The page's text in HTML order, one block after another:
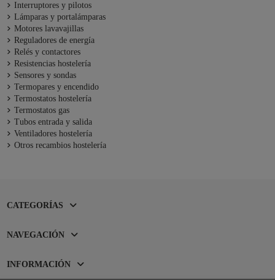
Interruptores y pilotos
Lámparas y portalámparas
Motores lavavajillas
Reguladores de energía
Relés y contactores
Resistencias hostelería
Sensores y sondas
Termopares y encendido
Termostatos hostelería
Termostatos gas
Tubos entrada y salida
Ventiladores hostelería
Otros recambios hostelería
CATEGORÍAS
NAVEGACIÓN
INFORMACIÓN